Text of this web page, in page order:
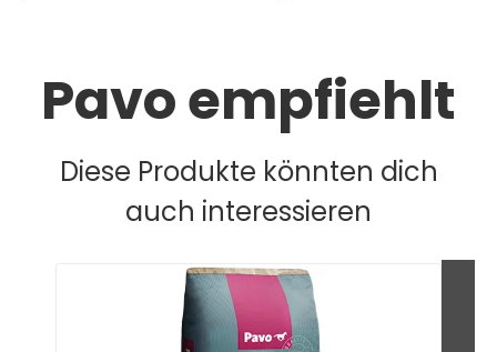
Pavo empfiehlt
Diese Produkte könnten dich
auch interessieren